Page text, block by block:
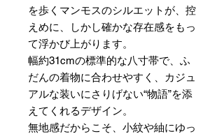
を歩くマンモスのシルエットが、控
えめに、しかし確かな存在感をもっ
て浮かび上がります。
幅約31cmの標準的な八寸帯で、ふ
だんの着物に合わせやすく、カジュ
アルな装いにさりげない“物語”を添
えてくれるデザイン。
無地感だからこそ、小紋や紬にゆっ